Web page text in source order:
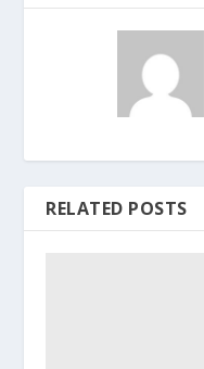
RELATED POSTS